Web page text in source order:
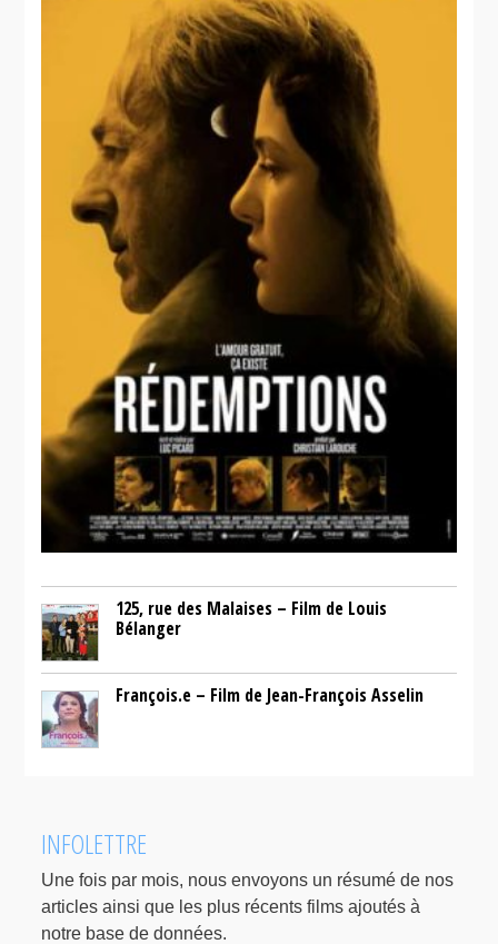
125, rue des Malaises – Film de Louis
Bélanger
François.e – Film de Jean-François Asselin
INFOLETTRE
Une fois par mois, nous envoyons un résumé de nos
articles ainsi que les plus récents films ajoutés à
notre base de données.